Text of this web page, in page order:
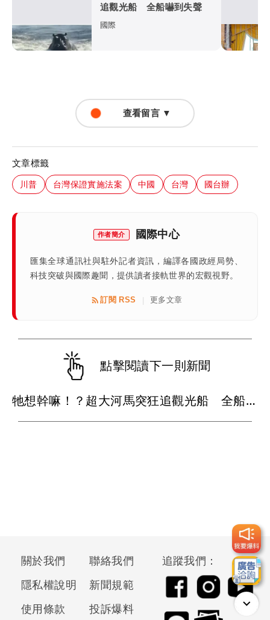
追觀光船 全船嚇到失聲
國際
查看留言 ▼
文章標籤
川普 台灣保證實施法案 中國 台灣 國台辦
作者簡介 國際中心
匯集全球通訊社與駐外記者資訊，編譯各國政經局勢、
科技突破與國際趣聞，提供讀者接軌世界的宏觀視野。
訂閱 RSS | 更多文章
點擊閱讀下一則新聞
牠想幹嘛！？超大河馬突狂追觀光船 全船嚇到失聲
關於我們
聯絡我們
隱私權說明
新聞規範
使用條款
投訴爆料
追蹤我們：